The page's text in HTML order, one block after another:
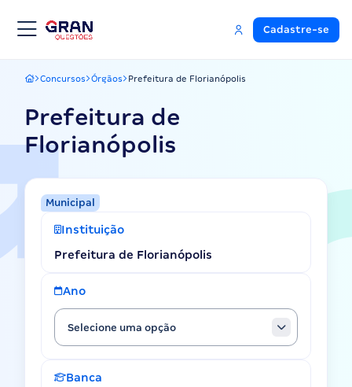
Cadastre-se
Gran Questões
Concursos Órgãos Prefeitura de Florianópolis
Prefeitura de
Florianópolis
Municipal
Instituição
Prefeitura de Florianópolis
Ano
Selecione uma opção
Banca